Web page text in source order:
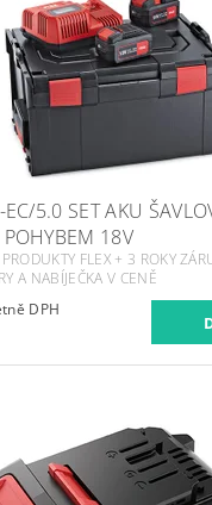
5.0 SET AKU
18V
FLEX + 3 ROKY
A NABÍJEČKA V CENĚ
Kč včetně DPH